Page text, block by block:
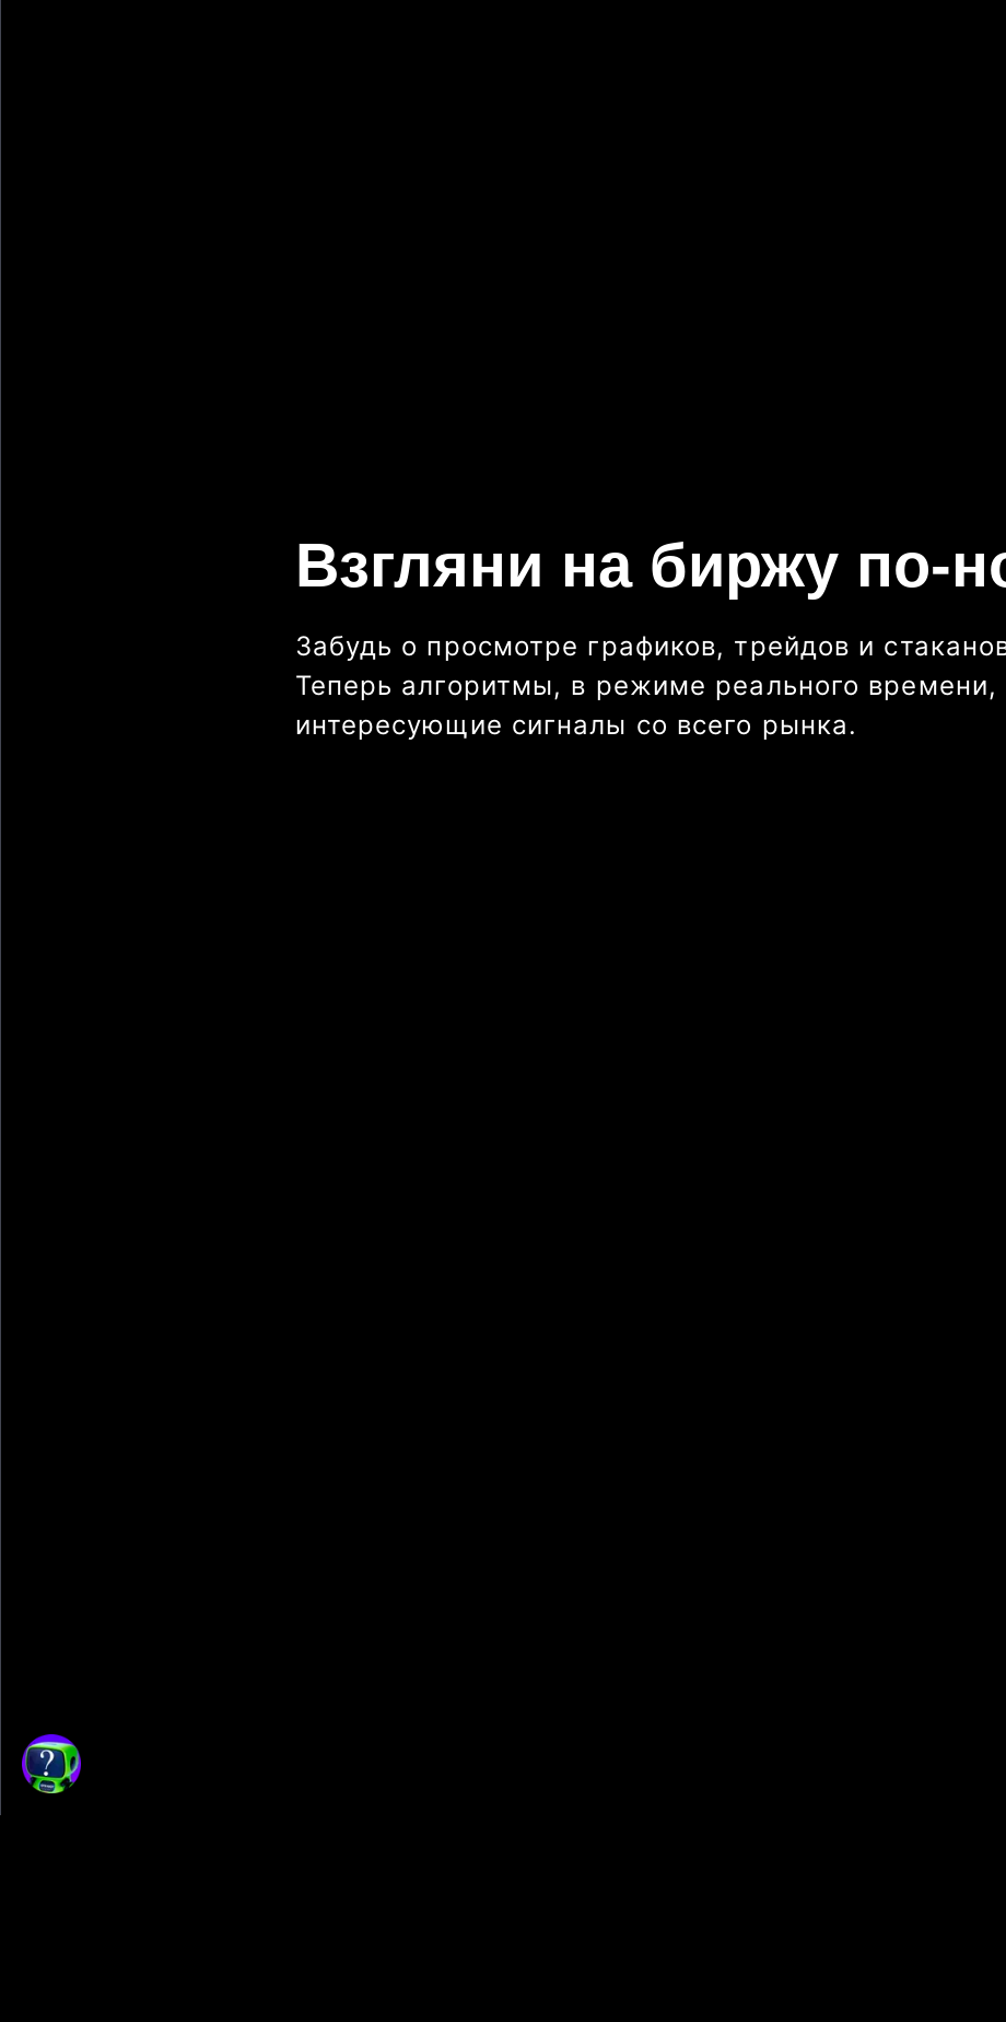
Взгляни на биржу по-
Забудь о просмотре графиков, трейдов и
Теперь алгоритмы, в режиме реального времени,
интересующие сигналы со всего рынка.